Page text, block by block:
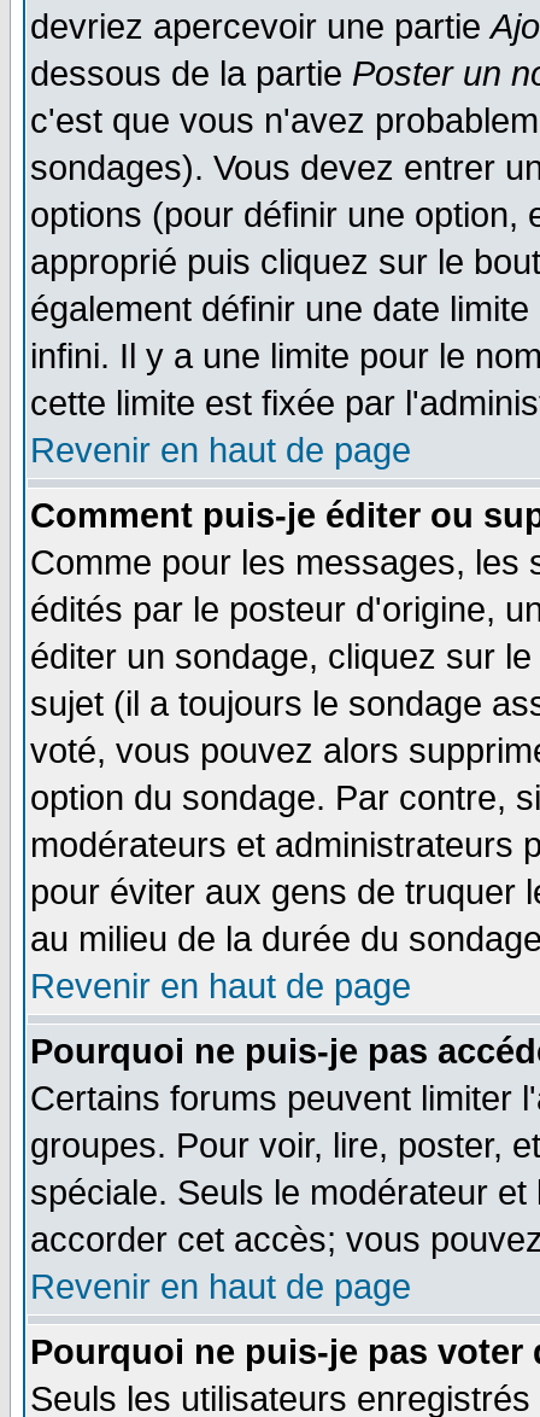
devriez apercevoir une partie
dessous de la partie Poster un
c'est que vous n'avez
sondages). Vous devez entrer
options (pour définir une option,
approprié puis cliquez sur le
également définir une date
infini. Il y a une limite pour le
cette limite est fixée par
Revenir en haut de page
Comment puis-je éditer ou
Comme pour les messages, les
édités par le posteur d'origine,
éditer un sondage, cliquez sur
sujet (il a toujours le sondage
voté, vous pouvez alors
option du sondage. Par contre,
modérateurs et administrateurs
pour éviter aux gens de truquer
au milieu de la durée du
Revenir en haut de page
Pourquoi ne puis-je pas
Certains forums peuvent limiter
groupes. Pour voir, lire, poster,
spéciale. Seuls le modérateur
accorder cet accès; vous
Revenir en haut de page
Pourquoi ne puis-je pas voter
Seuls les utilisateurs